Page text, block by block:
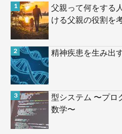
父親って何をする
ける父親の役割を
精神疾患を生み出
型システム 〜プロ
数学〜